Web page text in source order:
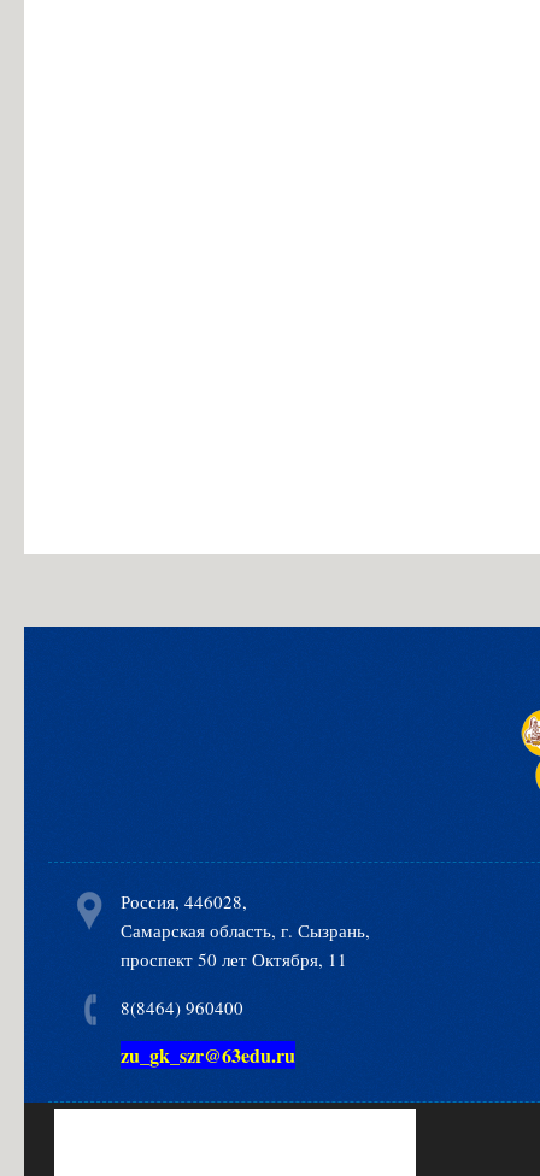
Россия, 446028,
Самарская область, г. Сызрань,
проспект 50 лет Октября, 11
8(8464) 960400
zu_gk_szr@63edu.ru